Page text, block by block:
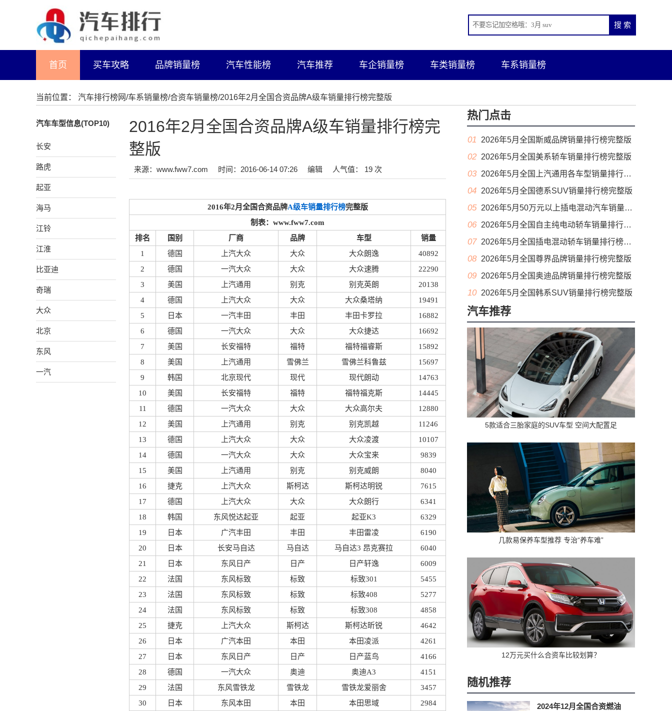
首页 买车攻略 品牌销量榜 汽车性能榜 汽车推荐 车企销量榜 车类销量榜 车系销量榜
当前位置： 汽车排行榜网/车系销量榜/合资车销量榜/2016年2月全国合资品牌A级车销量排行榜完整版
汽车车型信息(TOP10)
长安
路虎
起亚
海马
江铃
江淮
比亚迪
奇瑞
大众
北京
东风
一汽
2016年2月全国合资品牌A级车销量排行榜完
整版
来源：www.fww7.com 时间：2016-06-14 07:26 编辑 人气值： 19 次
2016年2月全国合资品牌A级车销量排行榜完整版
制表：www.fww7.com
排名
国别 厂商 品牌 车型
销量
1
德国 上汽大众 大众 大众朗逸
40892
2
德国 一汽大众 大众 大众速腾
22290
3
美国 上汽通用 别克 别克英朗
20138
4
德国 上汽大众 大众 大众桑塔纳
19491
5
日本 一汽丰田 丰田 丰田卡罗拉
16882
6
德国 一汽大众 大众 大众捷达
16692
7
美国 长安福特 福特 福特福睿斯
15892
8
美国 上汽通用 雪佛兰 雪佛兰科鲁兹
15697
9
韩国 北京现代 现代 现代朗动
14763
10
美国 长安福特 福特 福特福克斯
14445
11
德国 一汽大众 大众 大众高尔夫
12880
12
美国 上汽通用 别克 别克凯越
11246
13
德国 上汽大众 大众 大众凌渡
10107
14
德国 一汽大众 大众 大众宝来
9839
15
美国 上汽通用 别克 别克威朗
8040
16
捷克 上汽大众 斯柯达 斯柯达明锐
7615
17
德国 上汽大众 大众 大众朗行
6341
18
韩国 东风悦达起亚 起亚 起亚K3
6329
19
日本 广汽丰田 丰田 丰田雷凌
6190
20
日本 长安马自达 马自达 马自达3 昂克赛拉
6040
21
日本 东风日产 日产 日产轩逸
6009
22
法国 东风标致 标致 标致301
5455
23
法国 东风标致 标致 标致408
5277
24
法国 东风标致 标致 标致308
4858
25
捷克 上汽大众 斯柯达 斯柯达昕锐
4642
26
日本 广汽本田 本田 本田凌派
4261
27
日本 东风日产 日产 日产蓝鸟
4166
28
德国 一汽大众 奥迪 奥迪A3
4151
29
法国 东风雪铁龙 雪铁龙 雪铁龙爱丽舍
3457
30
日本 东风本田 本田 本田思域
2984
热门点击
01 2026年5月全国斯威品牌销量排行榜完整版
02 2026年5月全国美系轿车销量排行榜完整版
03 2026年5月全国上汽通用各车型销量排行榜完整版
04 2026年5月全国德系SUV销量排行榜完整版
05 2026年5月50万元以上插电混动汽车销量排行榜（零售量）
06 2026年5月全国自主纯电动轿车销量排行榜完整版(出口量
07 2026年5月全国插电混动轿车销量排行榜完整版(出口量
08 2026年5月全国尊界品牌销量排行榜完整版
09 2026年5月全国奥迪品牌销量排行榜完整版
10 2026年5月全国韩系SUV销量排行榜完整版
汽车推荐
5款适合三胎家庭的SUV车型 空间大配置足
几款易保养车型推荐 专治“养车难”
12万元买什么合资车比较划算？
随机推荐
2024年12月全国合资燃油